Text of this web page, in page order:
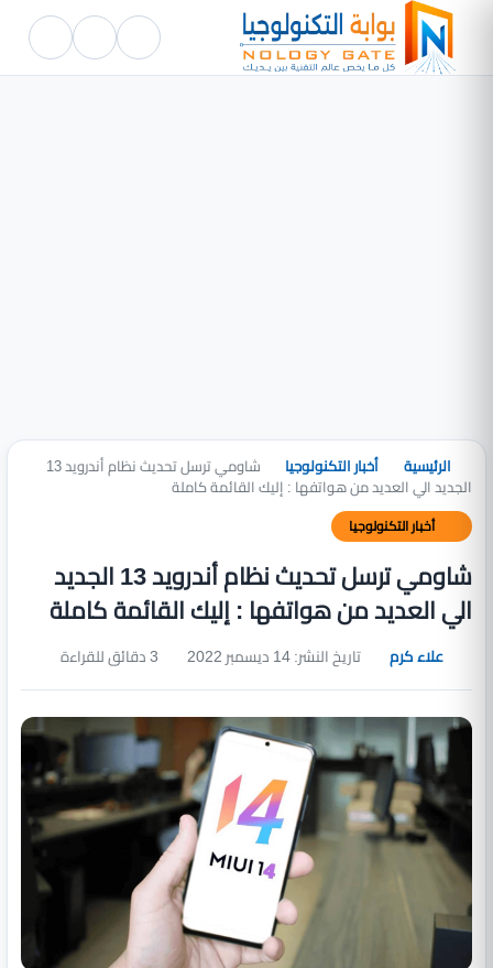
الرئيسية أخبار التكنولوجيا شاومي ترسل تحديث نظام أندرويد 13
الجديد الي العديد من هواتفها : إليك القائمة كاملة
أخبار التكنولوجيا
شاومي ترسل تحديث نظام أندرويد 13 الجديد
الي العديد من هواتفها : إليك القائمة كاملة
علاء كرم تاريخ النشر: 14 ديسمبر 2022